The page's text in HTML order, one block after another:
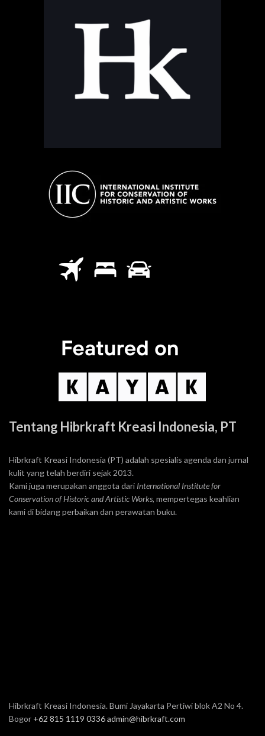
Tentang Hibrkraft Kreasi Indonesia, PT
Hibrkraft Kreasi Indonesia (PT) adalah spesialis agenda dan jurnal
kulit yang telah berdiri sejak 2013.
Kami juga merupakan anggota dari International Institute for
Conservation of Historic and Artistic Works, mempertegas keahlian
kami di bidang perbaikan dan perawatan buku.
Hibrkraft Kreasi Indonesia. Bumi Jayakarta Pertiwi blok A2 No 4.
Bogor +62 815 1119 0336admin@hibrkraft.com